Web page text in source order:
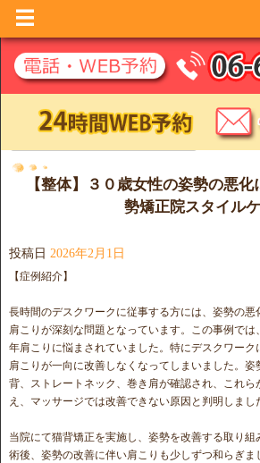
日別アーカイブ: 2026年2月1日
【整体】３０歳女性の姿勢の悪
勢矯正院スタイル
投稿日 2026年2月1日
【症例紹介】
長時間のデスクワークに従事する方には、姿勢の悪
肩こりが深刻な問題となっています。この事例で
年肩こりに悩まされていました。特にデスクワーク
肩こりが一向に改善しなくなってしまいました。
背、ストレートネック、巻き肩が確認され、これ
え、マッサージでは改善できない原因と判明しまし
当院にて猫背矯正を実施し、姿勢を改善する取り
術後、姿勢の改善に伴い肩こりも少しずつ和らぎま